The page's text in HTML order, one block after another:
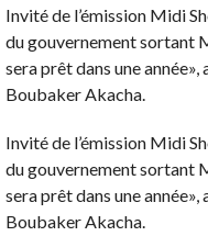
Invité de l’émission Midi
du gouvernement sortant
sera prêt dans une
Boubaker Akacha.
Invité de l’émission Midi
du gouvernement sortant
sera prêt dans une
Boubaker Akacha.